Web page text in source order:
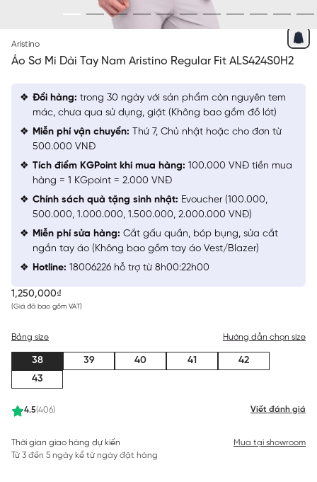
Aristino
Áo Sơ Mi Dài Tay Nam Aristino Regular Fit ALS424S0H2
1,250,000₫
(Giá đã bao gồm VAT)
4.5(406) Viết đánh giá
Bảng size Hướng dẫn chọn size
38 39 40 41
42
43
Thời gian giao hàng dự kiến
Từ 3 đến 5 ngày kể từ ngày đặt hàng
Mua tại showroom
Đổi hàng: trong 30 ngày với sản phẩm còn nguyên tem
mác, chưa qua sử dụng, giặt (Không bao gồm đồ lót)
Miễn phí vận chuyển: Thứ 7, Chủ nhật hoặc cho đơn từ
500.000 VNĐ
Tích điểm KGPoint khi mua hàng: 100.000 VNĐ tiền mua
hàng = 1 KGpoint = 2.000 VNĐ
Chính sách quà tặng sinh nhật: Evoucher (100.000,
500.000, 1.000.000, 1.500.000, 2.000.000 VNĐ)
Miễn phí sửa hàng: Cắt gấu quần, bóp bụng, sửa cắt
ngắn tay áo (Không bao gồm tay áo Vest/Blazer)
Hotline: 18006226 hỗ trợ từ 8h00:22h00